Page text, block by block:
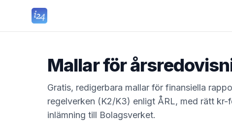
Mallar för
Gratis, redigerbara mallar för finansiella
regelverken (K2/K3) enligt ÅRL, med rätt
inlämning till Bolagsverket.